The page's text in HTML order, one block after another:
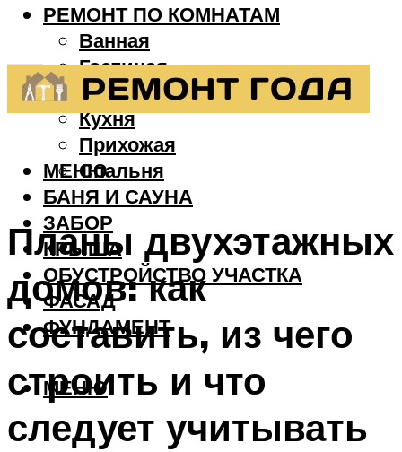
РЕМОНТ ПО КОМНАТАМ
Ванная
Гостиная
Детская
Кухня
Прихожая
Спальня
БАНЯ И САУНА
ЗАБОР
КРЫША
ОБУСТРОЙСТВО УЧАСТКА
ФАСАД
ФУНДАМЕНТ
МЕНЮ
МЕНЮ
Планы двухэтажных
домов: как
составить, из чего
строить и что
следует учитывать